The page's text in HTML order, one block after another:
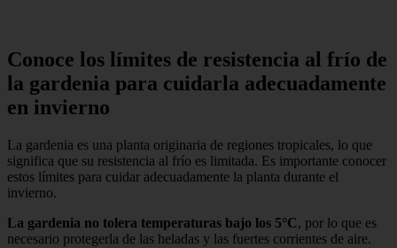
Conoce los límites de resistencia al frío de
la gardenia para cuidarla adecuadamente
en invierno
La gardenia es una planta originaria de regiones tropicales, lo que
significa que su resistencia al frío es limitada. Es importante conocer
estos límites para cuidar adecuadamente la planta durante el
invierno.
La gardenia no tolera temperaturas bajo los 5°C, por lo que es
necesario protegerla de las heladas y las fuertes corrientes de aire.